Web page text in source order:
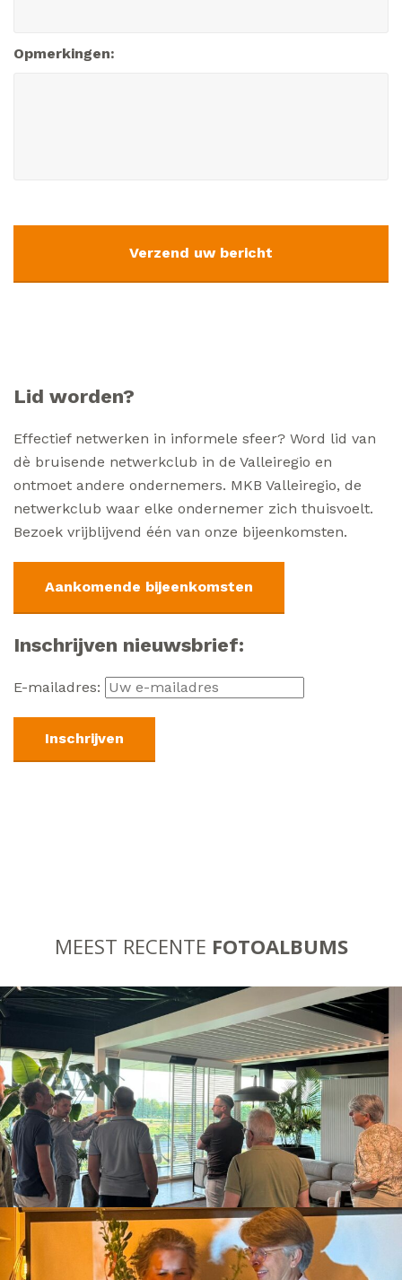
Opmerkingen:
Lid worden?
Effectief netwerken in informele sfeer? Word lid van
dè bruisende netwerkclub in de Valleiregio en
ontmoet andere ondernemers. MKB Valleiregio, de
netwerkclub waar elke ondernemer zich thuisvoelt.
Bezoek vrijblijvend één van onze bijeenkomsten.
Aankomende bijeenkomsten
Inschrijven nieuwsbrief:
E-mailadres:
MEEST RECENTE FOTOALBUMS